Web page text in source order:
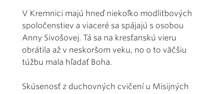
V Kremnici majú hneď niekoľko modlitbových
spoločenstiev a viaceré sa spájajú s osobou
Anny Sivošovej. Tá sa na kresťanskú vieru
obrátila až v neskoršom veku, no o to väčšiu
túžbu mala hľadať Boha.
Skúsenosť z duchovných cvičení u Misijných